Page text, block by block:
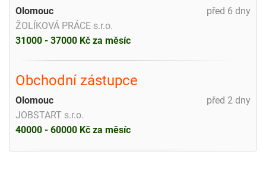
před 6 dny
Olomouc
ŽOLÍKOVÁ PRÁCE s.r.o.
31000 - 37000 Kč za měsíc
Obchodní zástupce
před 2 dny
Olomouc
JOBSTART s.r.o.
40000 - 60000 Kč za měsíc